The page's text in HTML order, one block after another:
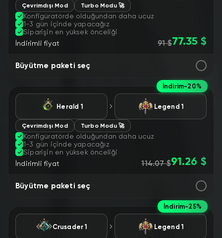
Çevrimdışı Mod Turbo Modu 🚀
Konfigüratörde olduğundan daha ucuz
1-3 gün içinde yapacağız
Siparişin en yüksek önceliği
İndirimli fiyat
91 $77.35 $
Büyütme paketi seç
İndirim-20%
Herald 1 Legend 1
Çevrimdışı Mod Turbo Modu 🚀
Konfigüratörde olduğundan daha ucuz
1-3 gün içinde yapacağız
Siparişin en yüksek önceliği
İndirimli fiyat
114.07 $91.26 $
Büyütme paketi seç
İndirim-25%
Сrusader 1 Legend 1